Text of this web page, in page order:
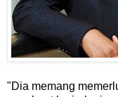
"Dia memang